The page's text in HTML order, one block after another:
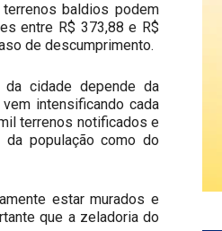
baldios podem
entre R$ 373,88 e R$
de descumprimento.
da cidade depende da
intensificando cada
terrenos notificados e
da população como do
estar murados e
que a zeladoria do